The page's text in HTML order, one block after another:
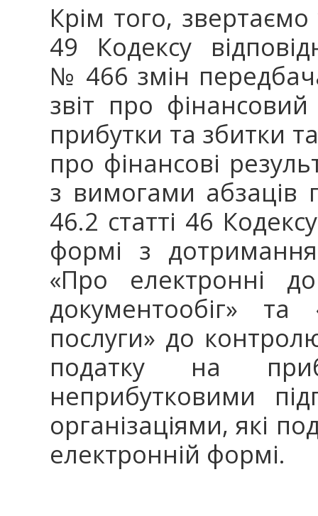
Крім того,
49 Кодексу
№ 466 змін
звіт про
прибутки та збитки
про фінансові
з вимогами абзаців
46.2 статті 46
формі з
«Про електронні
документообіг» та
послуги» до
податку на
неприбутковими
організаціями, які
електронній формі.